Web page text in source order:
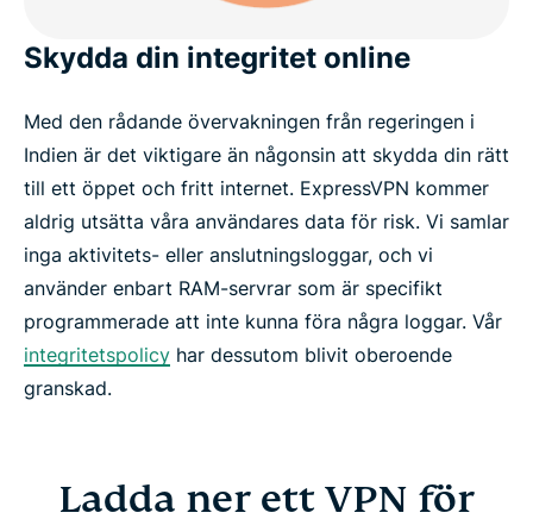
Skydda din integritet online
Med den rådande övervakningen från regeringen i
Indien är det viktigare än någonsin att skydda din rätt
till ett öppet och fritt internet. ExpressVPN kommer
aldrig utsätta våra användares data för risk. Vi samlar
inga aktivitets- eller anslutningsloggar, och vi
använder enbart RAM-servrar som är specifikt
programmerade att inte kunna föra några loggar. Vår
integritetspolicy har dessutom blivit oberoende
granskad.
Ladda ner ett VPN för